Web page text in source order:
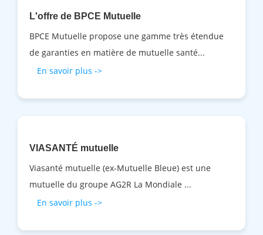
L'offre de BPCE Mutuelle
BPCE Mutuelle propose une gamme très étendue
de garanties en matière de mutuelle santé...
En savoir plus ->
VIASANTÉ mutuelle
Viasanté mutuelle (ex-Mutuelle Bleue) est une
mutuelle du groupe AG2R La Mondiale ...
En savoir plus ->